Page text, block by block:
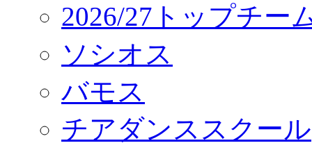
2026/27トップチー
ソシオス
バモス
チアダンススクール